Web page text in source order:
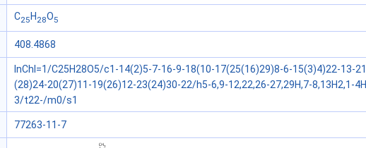
C25 H 28O5
408.4868
InChI=1/C25H28O5/c1-14(2)5-7-16-9-18(10-17(25(16)29)8-6-15(3)4)22-13-21
(28)24-20(27)11-19(26)12-23(24)30-22/h5-6,9-12,22,26-27,29H,7-8,13H2,1-4H
3/t22-/m0/s1
77263-11-7